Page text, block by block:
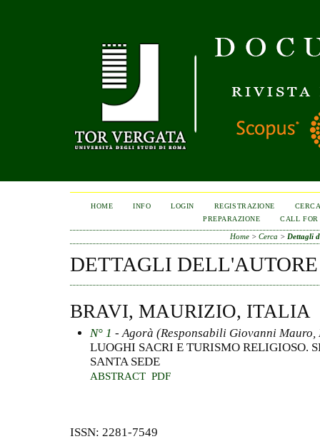
HOME INFO LOGIN REGISTRAZIONE
PREPARAZIONE
CALL FOR
Home> Cerca > Dettagli
DETTAGLI DELL'AUTORE
BRAVI, MAURIZIO, ITALIA
N° 1 - Agorà (Responsabili Giovanni Mauro,
LUOGHI SACRI E TURISMO RELIGIOSO.
SANTA SEDE
ABSTRACT PDF
ISSN: 2281-7549